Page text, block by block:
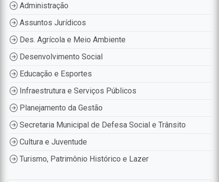
Administração
Assuntos Jurídicos
Des. Agrícola e Meio Ambiente
Desenvolvimento Social
Educação e Esportes
Infraestrutura e Serviços Públicos
Planejamento da Gestão
Secretaria Municipal de Defesa Social e Trânsito
Cultura e Juventude
Turismo, Patrimônio Histórico e Lazer